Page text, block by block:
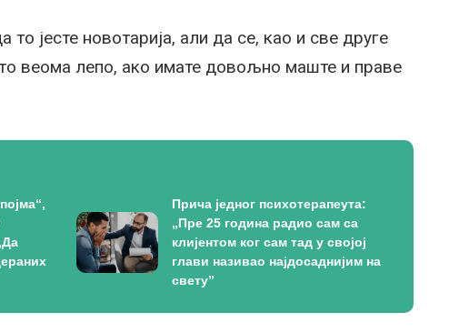
јесте новотарија, али да се, као и све друге
веома лепо, ако имате довољно маште и праве
Прича једног психотерапеута:
„Пре 25 година радио сам са
клијентом ког сам тад у својој
глави називао најдосаднијим на
свету”